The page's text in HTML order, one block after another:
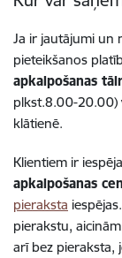
Ja ir jautājumi un
pieteikšanos
apkalpošanas
plkst.8.00-20.00)
klātienē.
Klientiem ir
apkalpošanas
pieraksta
pierakstu,
arī bez pieraksta,